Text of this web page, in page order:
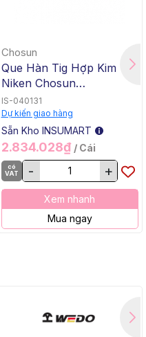
Chosun
Que Hàn Tig Hợp Kim
Niken Chosun
ERNiCrMo-3 TGC-625,
2.4x1000mm, 5 Kg / Hộp,
20 Kg / Thùng
IS-040131
Dự kiến giao hàng
Sẵn Kho INSUMART
2.834.028₫ / Cái
có
VAT
- +
Xem nhanh
Mua ngay